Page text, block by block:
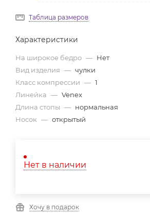
Таблица размеров
Характеристики
На широкое бедро — Нет
Вид изделия — чулки
Класс компрессии — 1
Линейка — Venex
Длина стопы — нормальная
Носок — открытый
Нет в наличии
Хочу в подарок